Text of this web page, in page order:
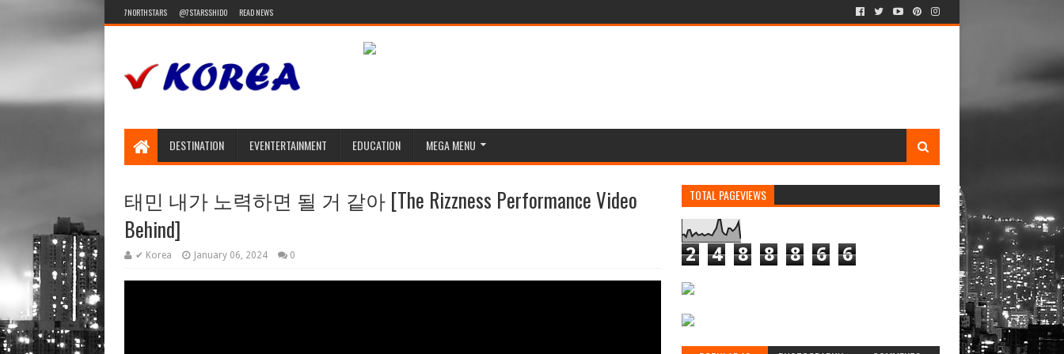
7NORTHSTARS @7STARSSHIDO READ NEWS
DESTINATION EVENTERTAINMENT EDUCATION MEGA MENU
태민 내가 노력하면 될 거 같아 [The Rizzness Performance Video
Behind]
✔ Korea January 06, 2024 0
TOTAL PAGEVIEWS
2 4 8 8 8 6 6